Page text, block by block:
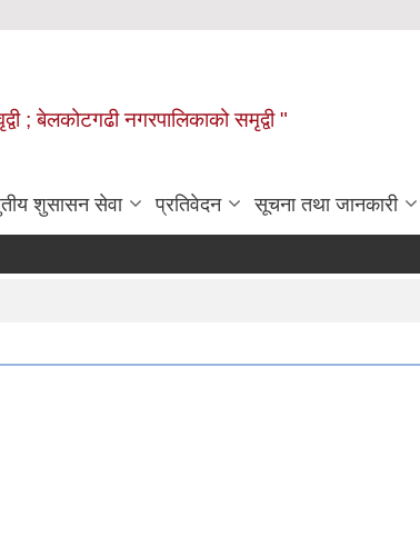
; बेलकोटगढी नगरपालिकाको समृद्वी "
शुसासन सेवा प्रतिवेदन सूचना तथा जानकारी